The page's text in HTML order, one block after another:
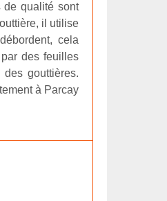
de qualité sont
il utilise
cela
des feuilles
gouttières.
à Parcay